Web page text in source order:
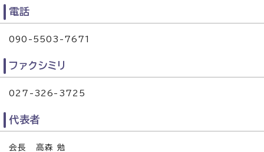
電話
090-5503-7671
ファクシミリ
027-326-3725
代表者
会長 高森 勉